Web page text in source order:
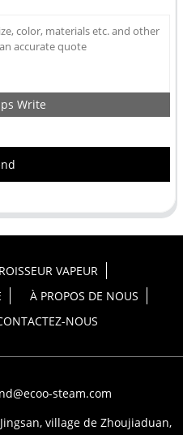
Write
VAPEUR
À PROPOS DE NOUS
NOUS
steam.com
village de Zhoujiaduan,